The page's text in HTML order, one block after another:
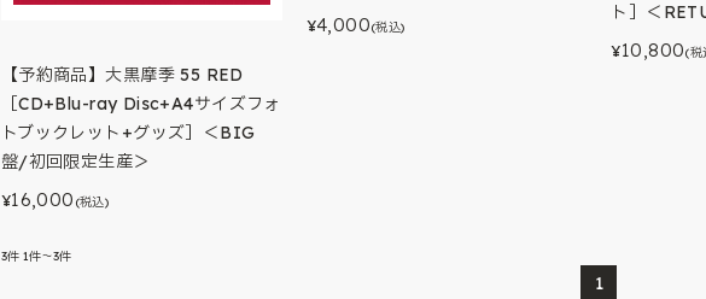
【予約商品】大黒摩季 55 RED
［CD+Blu-ray Disc+A4サイズフォ
トブックレット+グッズ］＜BIG
盤/初回限定生産＞
¥16,000 (税込)
¥4,000(税込)
ト］＜
¥10,800(税
3件 1件～3件
1